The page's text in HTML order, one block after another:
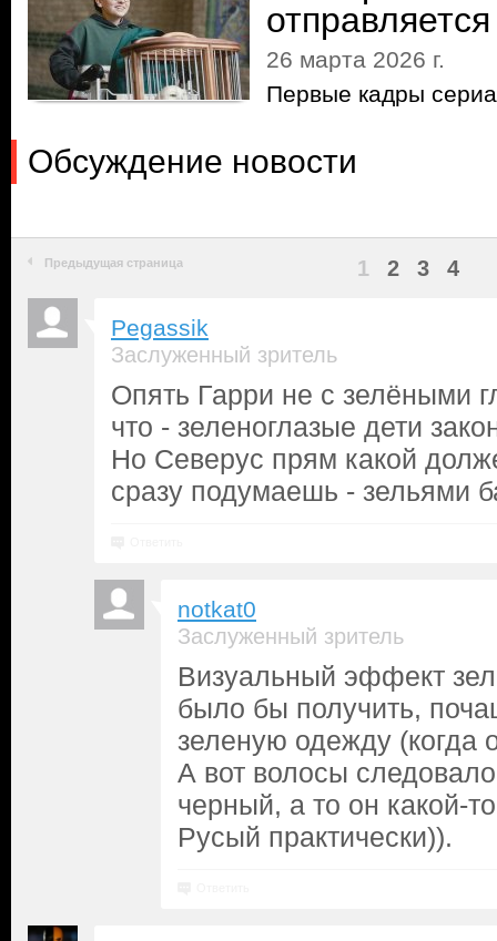
отправляется
26 марта 2026 г.
Первые кадры
Обсуждение новости
Предыдущая страница 1 2 3 4
Pegassik
Заслуженный зритель
Опять Гарри не с зелёными
что - зеленоглазые дети
Но Северус прям какой
сразу подумаешь - зельями
notkat0
Заслуженный зритель
Визуальный эффект
было бы получить,
зеленую одежду (когда
А вот волосы
черный, а то он какой-
Русый практически)).